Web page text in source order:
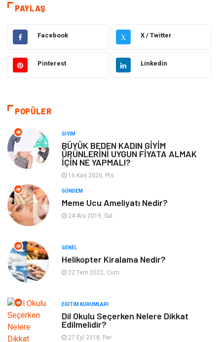
Sağlık
Elektrik Elektronik Gıda
Giyim Ulaşım ve Taşımacılık
Alışveriş
Otomotiv
Eğitim Kurumları Yapı İnşaat
Güzellik Mobilya
Bahçe Ev Maden ve Metal
Finans & Ekonomi
Plastik
Tekstil
PAYLAŞ
Facebook X X / Twitter
Pinterest Linkedin
POPÜLER
GIYIM
BÜYÜK BEDEN KADIN GİYİM
ÜRÜNLERİNİ UYGUN FİYATA ALMAK
İÇİN NE YAPMALI?
16 Kas 2020, Pts
GÜNDEM
Meme Ucu Ameliyatı Nedir?
24 Ara 2019, Sal
GENEL
Helikopter Kiralama Nedir?
22 Tem 2022, Cum
EĞITIM KURUMLARI
Dil Okulu Seçerken Nelere Dikkat
Edilmelidir?
27 Eyl 2018, Per